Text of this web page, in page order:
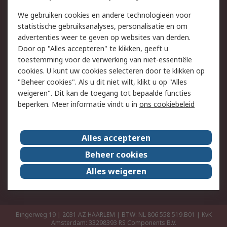
Track & Trace
Wettelijk
Cookiebeleid
Email veiligheid
Privacybeleid
Websitevoorwaarden
Algemene
verkoopvoorwaarden
Over RS
RS Group
Over ons
RS wereldwijd
Werken bij RS
ESG
Bingerweg 19 | 2031 AZ HAARLEM | BTW: NL 806 558 519.B01 | KvK
Amsterdam: 33298393 RS Components B.V.
We gebruiken cookies en andere technologieën voor
statistische gebruiksanalyses, personalisatie en om
advertenties weer te geven op websites van derden.
Door op "Alles accepteren" te klikken, geeft u
toestemming voor de verwerking van niet-essentiële
cookies. U kunt uw cookies selecteren door te klikken op
"Beheer cookies". Als u dit niet wilt, klikt u op "Alles
weigeren". Dit kan de toegang tot bepaalde functies
beperken. Meer informatie vindt u in ons cookiebeleid
Alles accepteren
Beheer cookies
Alles weigeren